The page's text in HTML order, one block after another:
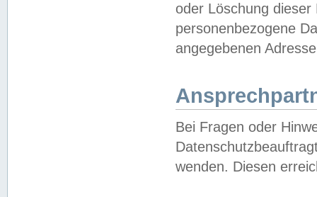
oder Löschung
personenbezogene
angegebenen
Bei Fragen oder
wenden. Diesen